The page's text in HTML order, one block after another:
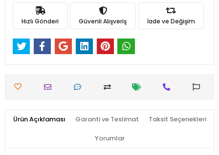
Hızlı Gönderi Güvenli Alışveriş İade ve Değişim
Ürün Açıklaması Garanti ve Teslimat Taksit Seçenekleri
Yorumlar